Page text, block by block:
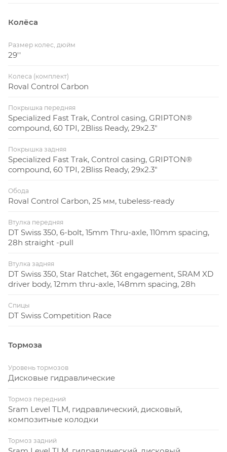
Колёса
Размер колес, дюйм
29''
Колеса (комплект)
Roval Control Carbon
Покрышка передняя
Specialized Fast Trak, Control casing, GRIPTON®
compound, 60 TPI, 2Bliss Ready, 29x2.3"
Покрышка задняя
Specialized Fast Trak, Control casing, GRIPTON®
compound, 60 TPI, 2Bliss Ready, 29x2.3"
Обода
Roval Control Carbon, 25 мм, tubeless-ready
Втулка передняя
DT Swiss 350, 6-bolt, 15mm Thru-axle, 110mm spacing,
28h straight -pull
Втулка задняя
DT Swiss 350, Star Ratchet, 36t engagement, SRAM XD
driver body, 12mm thru-axle, 148mm spacing, 28h
Спицы
DT Swiss Competition Race
Тормоза
Уровень тормозов
Дисковые гидравлические
Тормоз передний
Sram Level TLM, гидравлический, дисковый,
композитные колодки
Тормоз задний